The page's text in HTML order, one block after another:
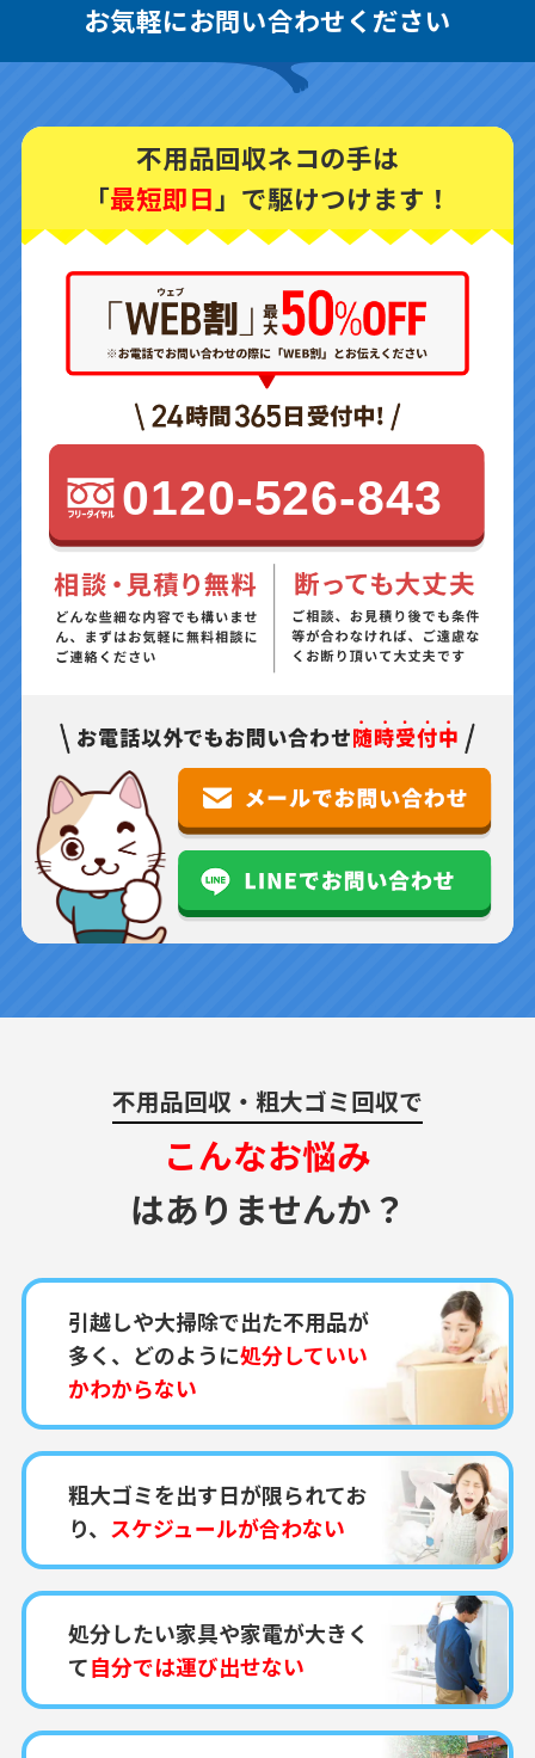
お気軽にお問い合わせください
不用品回収ネコの手は
「最短即日 」で駆けつけます！
0120-526-843
不用品回収・粗大ゴミ回収で
こんなお悩み
はありませんか？
引越しや大掃除で出た不用品が
多く、どのように処分していい
かわからない
粗大ゴミを出す日が限られてお
り、 スケジュールが合わない
処分したい家具や家電が大きく
て自分では運び出せない